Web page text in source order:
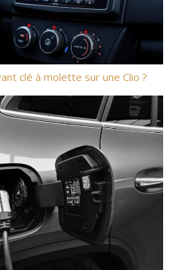
clé à molette sur une Clio ?